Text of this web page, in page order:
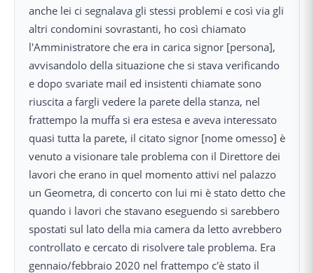
anche lei ci segnalava gli stessi problemi e così via gli
altri condomini sovrastanti, ho così chiamato
l'Amministratore che era in carica signor [persona],
avvisandolo della situazione che si stava verificando
e dopo svariate mail ed insistenti chiamate sono
riuscita a fargli vedere la parete della stanza, nel
frattempo la muffa si era estesa e aveva interessato
quasi tutta la parete, il citato signor [nome omesso] è
venuto a visionare tale problema con il Direttore dei
lavori che erano in quel momento attivi nel palazzo
un Geometra, di concerto con lui mi è stato detto che
quando i lavori che stavano eseguendo si sarebbero
spostati sul lato della mia camera da letto avrebbero
controllato e cercato di risolvere tale problema. Era
gennaio/febbraio 2020 nel frattempo c'è stato il